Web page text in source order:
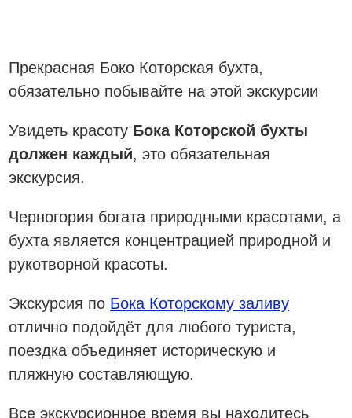
Прекрасная Боко Которская бухта,
обязательно побывайте на этой экскурсии
Увидеть красоту Бока Которской бухты
должен каждый, это обязательная
экскурсия.
Черногория богата природными красотами, а
бухта является концентрацией природной и
рукотворной красоты.
Экскурсия по Бока Которскому заливу
отлично подойдёт для любого туриста,
поездка объединяет историческую и
пляжную составляющую.
Все экскурсионное время вы находитесь